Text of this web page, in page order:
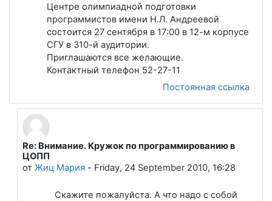
Центре олимпиадной подготовки
программистов имени Н.Л. Андреевой
состоится 27 сентября в 17:00 в 12-м корпусе
СГУ в 310-й аудитории.
Приглашаются все желающие.
Контактный телефон 52-27-11
Постоянная ссылка
В ответ на Лапшева Елена Евгеньевна
Re: Внимание. Кружок по программированию в
ЦОПП
от Жиц Мария - Friday, 24 September 2010, 16:28
Скажите пожалуйста. А что надо с собой